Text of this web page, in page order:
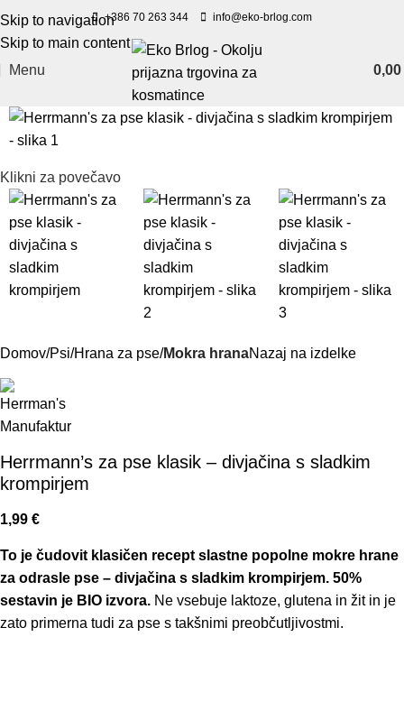
Skip to navigation
Skip to main content
+386 70 263 344 info@eko-brlog.com
Menu 0,00
Klikni za povečavo
Domov Psi Hrana za pse Mokra hranaNazaj na izdelke
Herrmann’s za pse klasik – divjačina s sladkim
krompirjem
1,99 €
To je čudovit klasičen recept slastne popolne mokre hrane
za odrasle pse – divjačina s sladkim krompirjem. 50%
sestavin je BIO izvora. Ne vsebuje laktoze, glutena in žit in je
zato primerna tudi za pse s takšnimi preobčutljivostmi.